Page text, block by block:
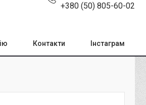
+380 (50) 805-60-02
Контакти Інстаграм